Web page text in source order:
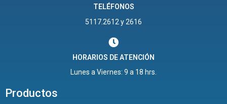
TELÉFONOS
5117.2612 y 2616
HORARIOS DE ATENCIÓN
Lunes a Viernes: 9 a 18 hrs.
Productos